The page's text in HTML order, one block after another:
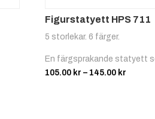
Figurstatyett HPS 711
5 storlekar. 6 färger.
En färgsprakande statyett
105.00 kr – 145.00 kr